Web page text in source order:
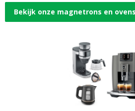
Bekijk onze magnetrons en ovens